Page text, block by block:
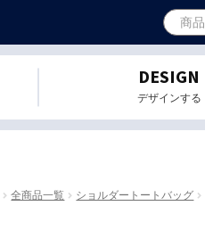
DESIGN
デザインする
全商品一覧 ショルダートートバッグ